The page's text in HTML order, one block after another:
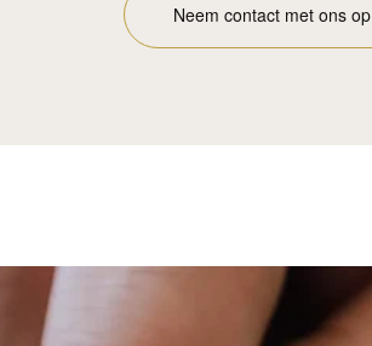
Neem contact met ons op